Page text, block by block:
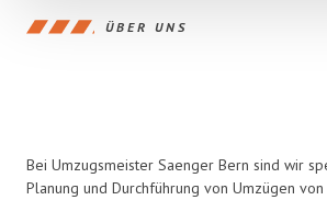
ÜBER UNS
Bei Umzugsmeister Saenger Bern sind wir
Planung und Durchführung von Umzügen